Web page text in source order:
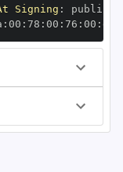
Signing :
: 00 : 78 : 00 : 76 : 00 : dd